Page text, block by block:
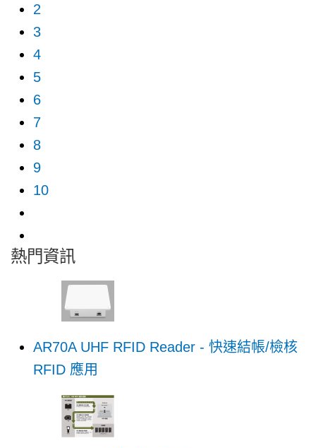
2
3
4
5
6
7
8
9
10
熱門資訊
AR70A UHF RFID Reader - 快速結帳/檢核
RFID 應用